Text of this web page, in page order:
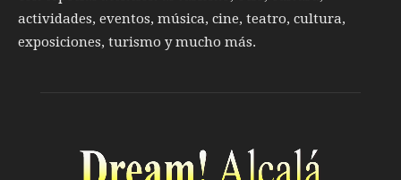
actividades, eventos, música, cine, teatro, cultura,
exposiciones, turismo y mucho más.